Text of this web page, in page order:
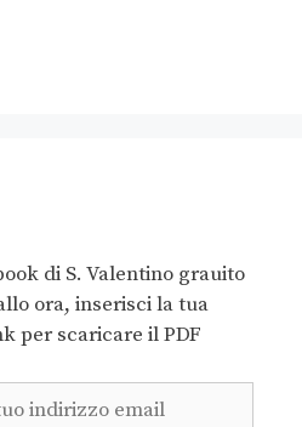
di S. Valentino grauito
ora, inserisci la tua
per scaricare il PDF